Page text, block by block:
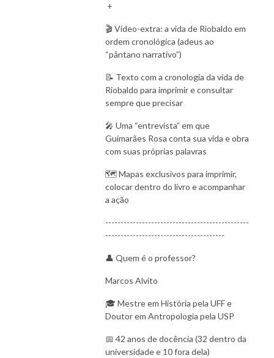
+
🎬 Vídeo-extra: a vida de Riobaldo em
ordem cronológica (adeus ao
“pântano narrativo”)
📝 Texto com a cronologia da vida de
Riobaldo para imprimir e consultar
sempre que precisar
🎤 Uma “entrevista” em que
Guimarães Rosa conta sua vida e obra
com suas próprias palavras
🗺 Mapas exclusivos para imprimir,
colocar dentro do livro e acompanhar
a ação
-----------------------------------------------
---------------------------------------
👤 Quem é o professor?
Marcos Alvito
🎓 Mestre em História pela UFF e
Doutor em Antropologia pela USP
📅 42 anos de docência (32 dentro da
universidade e 10 fora dela)